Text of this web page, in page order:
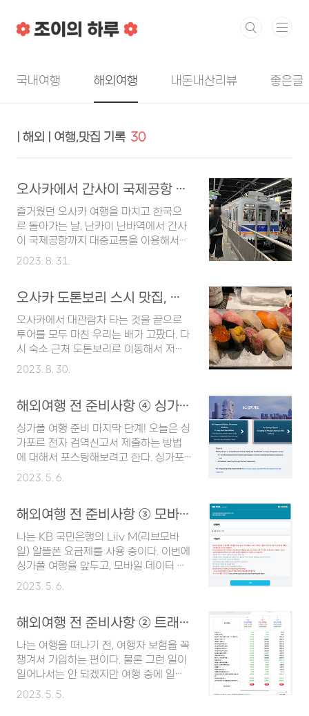
국내여행 해외여행 내돈내산리뷰 좋은글
| 해외 | 여행,맛집 기록 30
오사카에서 간사이 국제공항 이동하기(난카이 난바역 → 간사이 국제공항)
즐거웠던 오사카 여행을 마치고 한국으
로 돌아가는 날, 난카이 난바역에서 간사
이 국제공항까지 대중교통을 이용해서
가는 방법을 소개하려고 한다. 일단 우리
숙소는 난카이 난바역이 아닌 긴테스닛
이동을 위해서 택시를 이용했다. 택시비
는 1,000엔 전후로 나왔던 것으로 기억
한다. 난카이 난바 역에 도착을 하면 지하
가 아닌 위층으로 올라간다. 비행기 표지
판을 따라 가면 쉽게 찾을 수 있다. 난카
이 난바역에서 간사이 국제공항으로 이
래와 같다. 라피트 특급열차 소요시간 :
35 ~ 40분 난카이 난바역과 간사이 국
제공항을 가장 빠르게 연결해 주는 교통
수단 지정석이라서 앉아서 갈 수 있다는
장점이 있음 난카이선(공항철도) 소요시
간 : 45 ~..
2023. 8. 31.
오사카 도톤보리 스시 맛집, 카미나리스시 오마카세
오사카에서 대관람차 타는 것을 끝으로
투어를 모두 마친 우리는 배가 고팠다. 다
시 숙소 근처 도톤보리로 이동해서 저녁
을 먹고 호텔에 들어가기로 했다. 일본에
와서 초밥을 아직 한 번도 먹지 못한 우리
구글 검색을 했다. 구글 검색 후, 우리의
선택은 카미나리 스시! 저녁을 먹고 나서
호텔로 이동하기에도 적당한 거리에 있
었고, 구글 평점이 4.5점으로 높은 것도
마음에 들었다. 결정을 마친 우리는 곧바
로 택시를 잡고 (필요할 때마다 어김없이
리로 이동했다. 정확하진 않지만 가미유
칸 오사카 대관람차에서 도톤보리까지
택시비는 한화로 3만원대였던 것으로 기
억한다. 이건 교통상황에 따라서 차이가
많이 날 듯 하다. 카미나리 스시는 오사
카..
2023. 8. 30.
해외여행 전 준비사항 ④ 싱가포르 전자 검역신고서 제출하기(온라인 입국심사, 입국 3일전)
싱가폴 여행 준비 마지막 단계! 오늘은 싱
가포르 전자 검역신고서 제출하는 방법
에 대해서 포스팅해보려고 한다. 싱가포
르 여행시에 입국 3일 전까지 전자 검역
신고서를 미리 작성해서 제출해야 한다.
국인 방문객은 싱가포르 법무부(ICA)로
정보가 전송되기 때문에, 현장에서 입국
신고서를 작성하지 않아도 된다. 공항에
서의 입국 심사 시간을 줄일 수 있으니,
싱가포르 여행을 앞두고 있는 분들이라
면 잊지 않고 진행하는 것을 추천한다. 그
서, 건강신고서를 작성하는 방법에 대해
서 소개하도록 하겠다. 싱가포르 전자 검
역신고서 작성 방법 가장 먼저 아래 링크
를 클릭하여 해당 사이트로 이동한다.
https://eservices.ica.gov.sg/sga..
2023. 5. 6.
해외여행 전 준비사항 ③ 모바일 데이터 로밍 신청하기
나는 KB 국민은행의 Liiv M(리브모바
일) 알뜰폰 요금제를 사용 중이다. 이번에
싱가폴 여행을 앞두고, 모바일 데이터 로
밍을 이용하기 위해서 정말 오랜만에 리
브엠 홈페이지에 들어가 보았다. 리브엠
https://www.liivm.com/ Liiv M(리
브모바일) 「Liiv M」은 KB국민은행의 혁
신금융서비스로 금융권 최초로 제공하는
이동통신서비스입니다. 품질 좋은 통신서
비스를 합리적인 가격으로 제공하며, 편
리하고 안전한 금융거래가 가능한 금융 ·
2023. 5. 6.
해외여행 전 준비사항 ② 트래블로버 여행자 보험 가입하기
나는 여행을 떠나기 전, 여행자 보험을 꼭
챙겨서 가입하는 편이다. 물론 그런 일이
일어나서는 안 되겠지만 여행 중에 일어
날 사건이나 사고를 대비하기 위해서이
다. 작년 오사카 교토 여행을 준비할 때에
2023. 5. 5.